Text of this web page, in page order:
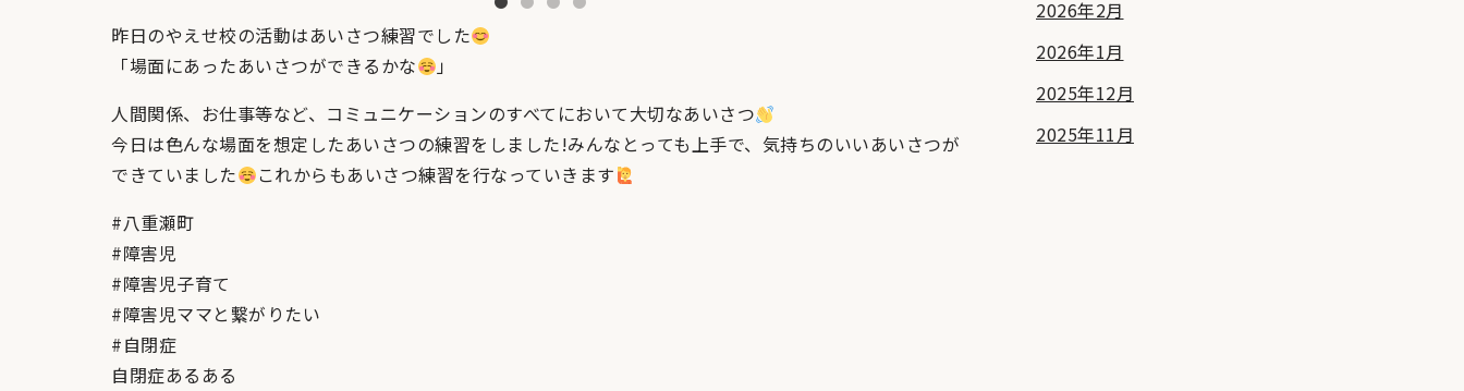
昨日のやえせ校の活動はあいさつ練習でした
「場面にあったあいさつができるかな
」
人間関係、お仕事等など、コミュニケーションのすべてにおいて大切なあいさつ
今日は色んな場面を想定したあいさつの練習をしました!みんなとっても上手で、気持ちのいいあいさつが
できていました
これからもあいさつ練習を行なっていきます
#八重瀬町
#障害児
#障害児子育て
#障害児ママと繋がりたい
#自閉症
自閉症あるある
2026年2月
2026年1月
2025年12月
2025年11月